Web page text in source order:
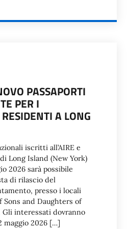
PASSAPORTI
PER I
A LONG
iscritti all’AIRE e
Long Island (New York)
2026 sarà possibile
di rilascio del
presso i locali
Sons and Daughters of
Gli interessati dovranno
maggio 2026 […]